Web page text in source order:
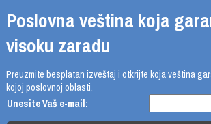
Poslovna veština koja
visoku zaradu
Preuzmite besplatan izveštaj i otkrijte koja veština
kojoj poslovnoj oblasti.
Unesite Vaš e-mail:
PROGRAMI